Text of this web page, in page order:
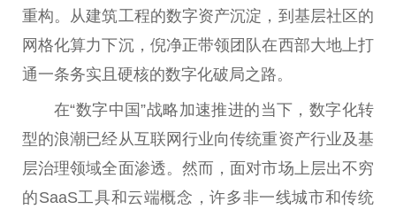
重构。从建筑工程的数字资产沉淀，到基层社区的
网格化算力下沉，倪净正带领团队在西部大地上打
通一条务实且硬核的数字化破局之路。
在“数字中国”战略加速推进的当下，数字化转
型的浪潮已经从互联网行业向传统重资产行业及基
层治理领域全面渗透。然而，面对市场上层出不穷
的SaaS工具和云端概念，许多非一线城市和传统